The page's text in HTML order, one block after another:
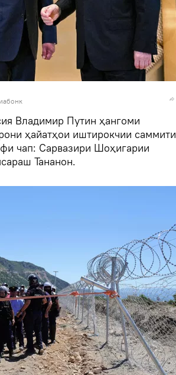
Владимир Путин ҳангоми
ҳайатҳои иштирокчии саммити
чап: Сарвазири Шоҳигарии
Тананон.